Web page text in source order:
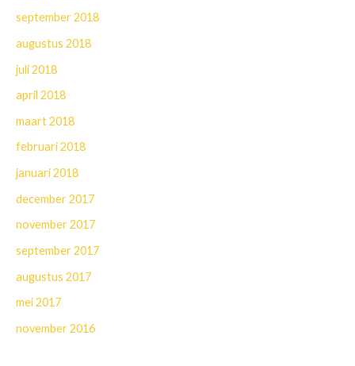
september 2018
augustus 2018
juli 2018
april 2018
maart 2018
februari 2018
januari 2018
december 2017
november 2017
september 2017
augustus 2017
mei 2017
november 2016